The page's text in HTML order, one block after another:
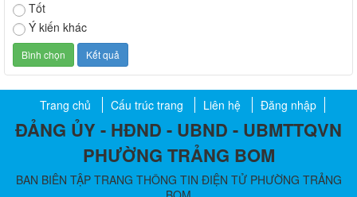
Tốt
Ý kiến khác
Trang chủ Cấu trúc trang Liên hệ Đăng nhập
ĐẢNG ỦY - HĐND - UBND - UBMTTQVN
PHƯỜNG TRẢNG BOM
BAN BIÊN TẬP TRANG THÔNG TIN ĐIỆN TỬ PHƯỜNG TRẢNG